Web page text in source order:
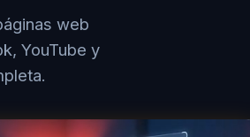
web
YouTube y